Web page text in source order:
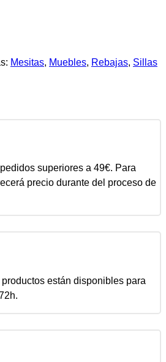
Mesitas, Muebles, Rebajas, Sillas
superiores a 49€. Para
precio durante del proceso de
están disponibles para